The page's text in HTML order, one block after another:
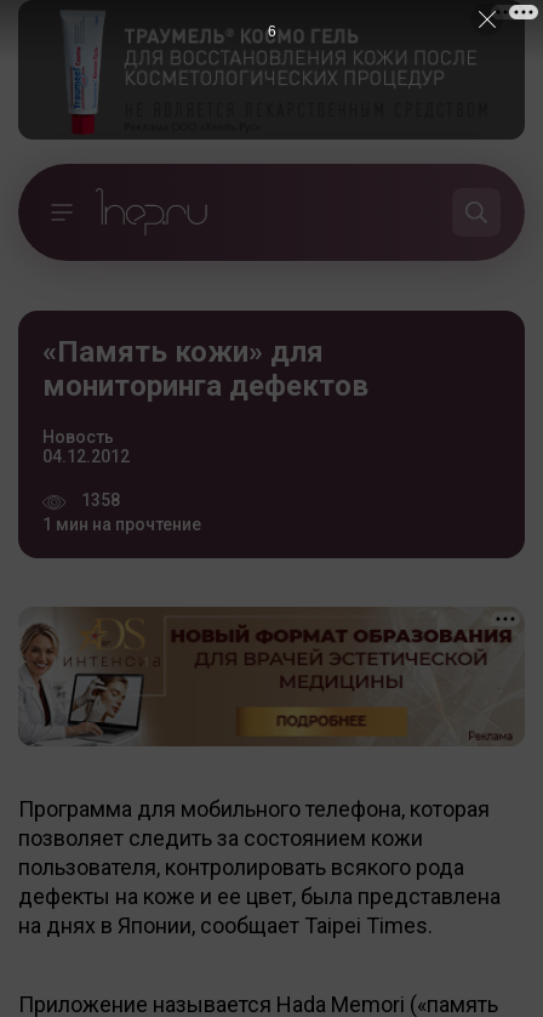
«Память кожи» для
мониторинга дефектов
Новость
04.12.2012
1358
1 мин на прочтение
Программа для мобильного телефона, которая
позволяет следить за состоянием кожи
пользователя, контролировать всякого рода
дефекты на коже и ее цвет, была представлена
на днях в Японии, сообщает Taipei Times.
Приложение называется Hada Memori («память
5